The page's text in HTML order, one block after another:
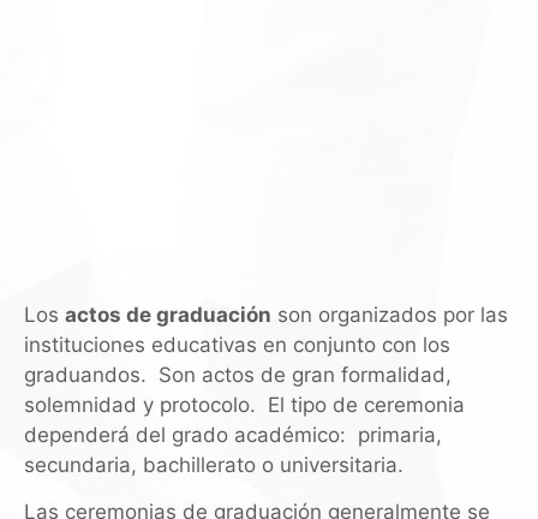
Los actos de graduación son organizados por las
instituciones educativas en conjunto con los
graduandos. Son actos de gran formalidad,
solemnidad y protocolo. El tipo de ceremonia
dependerá del grado académico: primaria,
secundaria, bachillerato o universitaria.
Las ceremonias de graduación generalmente se